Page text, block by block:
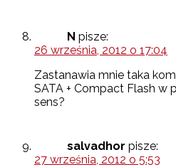
N pisze:
26 września, 2012 o 17:04
Zastanawia mnie taka
SATA + Compact Flash w
sens?
salvadhor pisze:
27 września, 2012 o 5:53